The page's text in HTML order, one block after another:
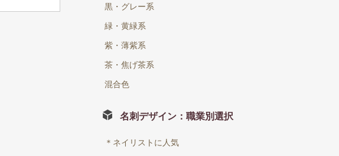
黒・グレー系
緑・黄緑系
紫・薄紫系
茶・焦げ茶系
混合色
名刺デザイン：職業別選択
＊ネイリストに人気